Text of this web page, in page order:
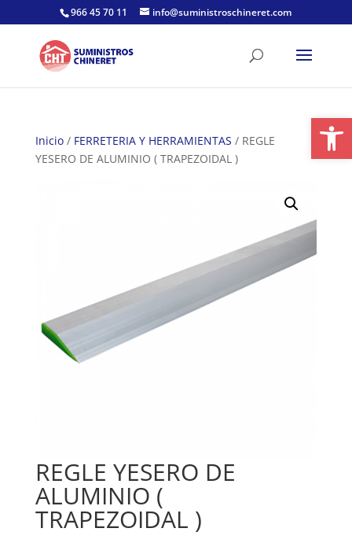
966 45 70 11 info@suministroschineret.com
Inicio/ FERRETERIA Y HERRAMIENTAS / REGLE
YESERO DE ALUMINIO ( TRAPEZOIDAL )
REGLE YESERO DE
ALUMINIO (
TRAPEZOIDAL )